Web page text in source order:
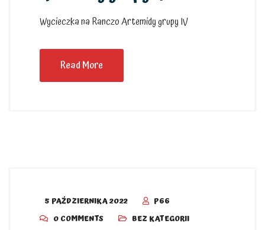
Wycieczka na Ranczo Artemidy grupy IV
Read More
5 PAŹDZIERNIKA 2022
P66
0 COMMENTS
BEZ KATEGORII